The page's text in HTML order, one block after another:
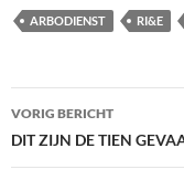
ARBODIENST RI&E
Bericht
navigatie
VORIG BERICHT
DIT ZIJN DE TIEN